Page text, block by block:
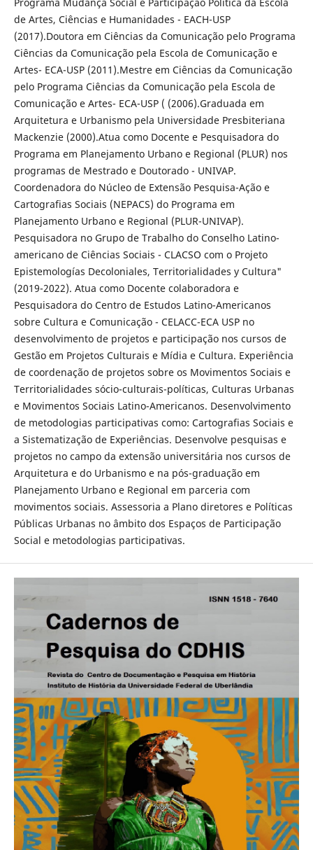
de Artes, Ciências e Humanidades - EACH-USP
(2017).Doutora em Ciências da Comunicação pelo Programa
Ciências da Comunicação pela Escola de Comunicação e
Artes- ECA-USP (2011).Mestre em Ciências da Comunicação
pelo Programa Ciências da Comunicação pela Escola de
Comunicação e Artes- ECA-USP ( (2006).Graduada em
Arquitetura e Urbanismo pela Universidade Presbiteriana
Mackenzie (2000).Atua como Docente e Pesquisadora do
Programa em Planejamento Urbano e Regional (PLUR) nos
programas de Mestrado e Doutorado - UNIVAP.
Coordenadora do Núcleo de Extensão Pesquisa-Ação e
Cartografias Sociais (NEPACS) do Programa em
Planejamento Urbano e Regional (PLUR-UNIVAP).
Pesquisadora no Grupo de Trabalho do Conselho Latino-
americano de Ciências Sociais - CLACSO com o Projeto
Epistemologías Decoloniales, Territorialidades y Cultura"
(2019-2022). Atua como Docente colaboradora e
Pesquisadora do Centro de Estudos Latino-Americanos
sobre Cultura e Comunicação - CELACC-ECA USP no
desenvolvimento de projetos e participação nos cursos de
Gestão em Projetos Culturais e Mídia e Cultura. Experiência
de coordenação de projetos sobre os Movimentos Sociais e
Territorialidades sócio-culturais-políticas, Culturas Urbanas
e Movimentos Sociais Latino-Americanos. Desenvolvimento
de metodologias participativas como: Cartografias Sociais e
a Sistematização de Experiências. Desenvolve pesquisas e
projetos no campo da extensão universitária nos cursos de
Arquitetura e do Urbanismo e na pós-graduação em
Planejamento Urbano e Regional em parceria com
movimentos sociais. Assessoria a Plano diretores e Políticas
Públicas Urbanas no âmbito dos Espaços de Participação
Social e metodologias participativas.